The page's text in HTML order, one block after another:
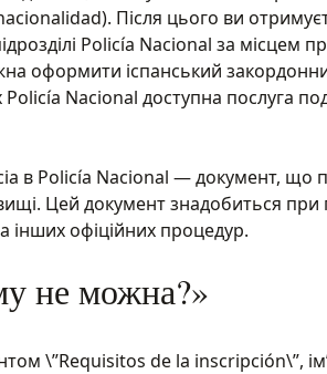
Після цього ви
Policía Nacional за місцем
оформити іспанський
Nacional доступна послуга
в Policía Nacional — документ, що
Цей документ знадобиться
інших офіційних процедур.
не можна?»
\”Requisitos de la inscripción\”,